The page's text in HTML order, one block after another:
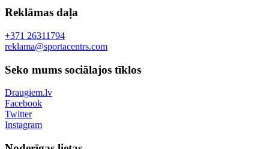
Reklāmas daļa
+371 26311794
reklama@sportacentrs.com
Seko mums sociālajos tīklos
Draugiem.lv
Facebook
Twitter
Instagram